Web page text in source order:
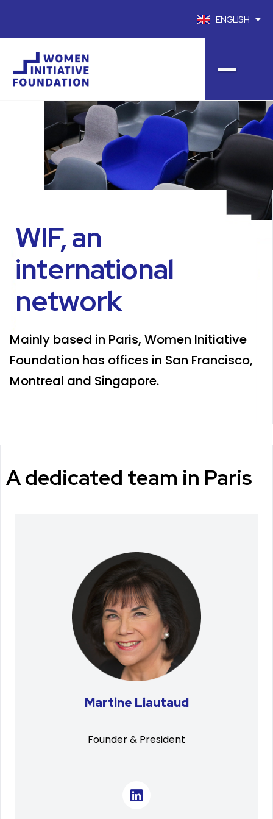
ENGLISH
FRANÇAIS
WIF, an
international
network
Mainly based in Paris, Women Initiative
Foundation has offices in San Francisco,
Montreal and Singapore.
A dedicated team in Paris
Martine Liautaud
Founder & President